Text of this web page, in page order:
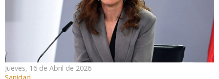
Jueves, 16 de Abril de 2026